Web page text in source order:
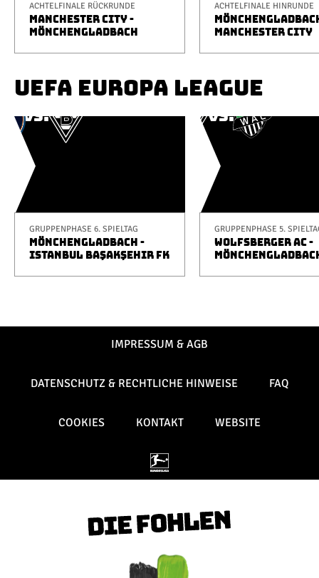
ACHTELFINALE RÜCKRUNDE
MANCHESTER CITY -
MÖNCHENGLADBACH
ACHTELFINALE HINRUNDE
MANCHESTER CITY
UEFA EUROPA LEAGUE
GRUPPENPHASE 6. SPIELTAG
MÖNCHENGLADBACH -
ISTANBUL BAŞAKŞEHIR FK
GRUPPENPHASE 5.
WOLFSBERGER AC -
IMPRESSUM & AGB
DATENSCHUTZ & RECHTLICHE HINWEISE FAQ
COOKIES KONTAKT WEBSITE